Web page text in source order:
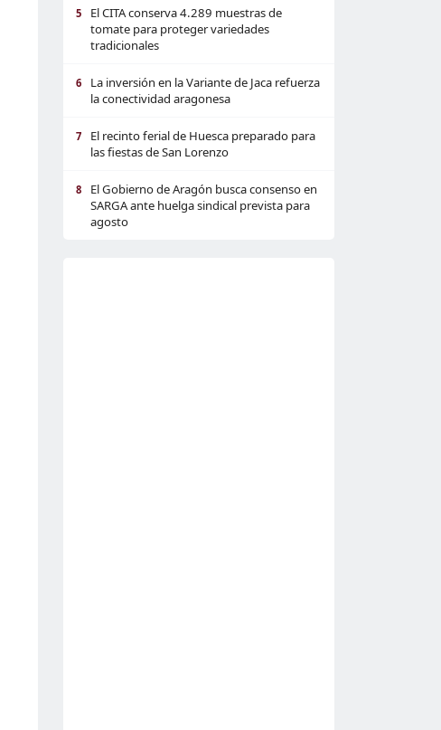
5
El CITA conserva 4.289 muestras de
tomate para proteger variedades
tradicionales
6
La inversión en la Variante de Jaca refuerza
la conectividad aragonesa
7
El recinto ferial de Huesca preparado para
las fiestas de San Lorenzo
8
El Gobierno de Aragón busca consenso en
SARGA ante huelga sindical prevista para
agosto